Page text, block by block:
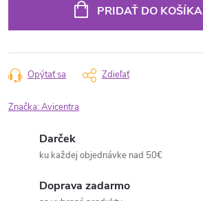
PRIDAŤ DO KOŠÍKA
Opýtať sa Zdieľať
Značka:Avicentra
Darček
ku každej objednávke nad 50€
Doprava zadarmo